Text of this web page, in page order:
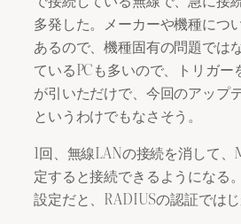
多発した。メーカーや機種につ
あるので、機種固有の問題では
ているPCも多いので、トリガ
が引いただけで、今回のアップ
というわけでもなさそう。
1回、無線LANの接続を消して、
定すると接続できるようになる
設定だと、RADIUSの認証ではじ